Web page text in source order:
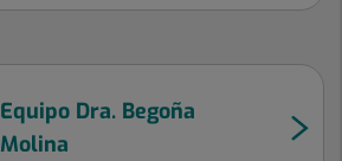
Equipo Dra. Begoña
Molina